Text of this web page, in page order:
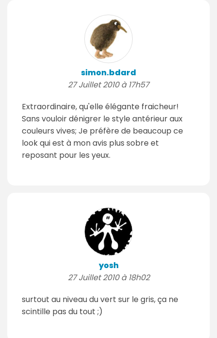
simon.bdard
27 Juillet 2010 à 17h57
Extraordinaire, qu'elle élégante fraicheur!
Sans vouloir dénigrer le style antérieur aux
couleurs vives; Je préfère de beaucoup ce
look qui est à mon avis plus sobre et
reposant pour les yeux.
yosh
27 Juillet 2010 à 18h02
surtout au niveau du vert sur le gris, ça ne
scintille pas du tout ;)